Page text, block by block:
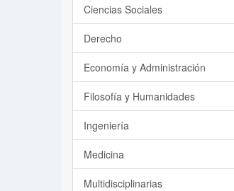
Ciencias Sociales
Derecho
Economía y Administración
Filosofía y Humanidades
Ingeniería
Medicina
Multidisciplinarias